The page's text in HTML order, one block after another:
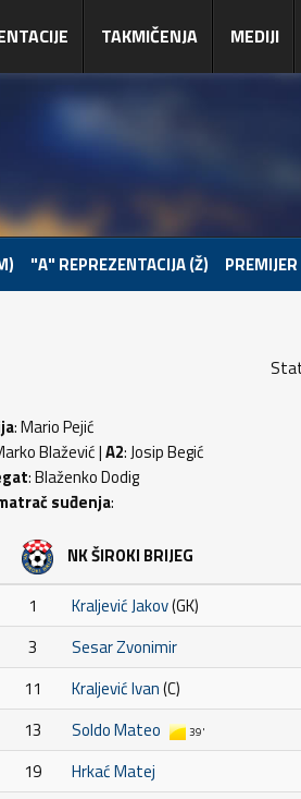
TAKMIČENJA MEDIJI
"A" REPREZENTACIJA (Ž)
: Mario Pejić
Blažević |A2: Josip Begić
: Blaženko Dodig
suđenja:
NK ŠIROKI BRIJEG
1 Kraljević Jakov(GK)
3
Sesar Zvonimir
11
Kraljević Ivan(C)
13
Soldo Mateo 39'
19
Hrkać Matej